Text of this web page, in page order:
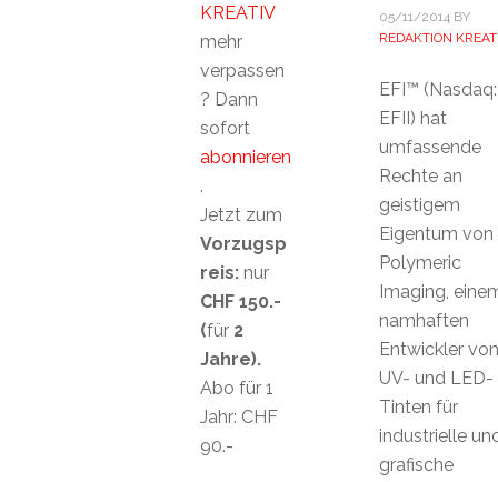
05/11/2014BY
REDAKTION
EFI™ (Nasdaq:
EFII) hat
umfassende
Rechte an
geistigem
Eigentum von
Polymeric
Imaging,
namhaften
Entwickler von
UV- und LED-
Tinten für
industrielle
grafische
KREATIV
mehr
verpassen
? Dann
sofort
abonnieren
.
Jetzt zum
Vorzugsp
reis: nur
CHF 150.-
(für 2
Jahre).
Abo für 1
Jahr: CHF
90.-